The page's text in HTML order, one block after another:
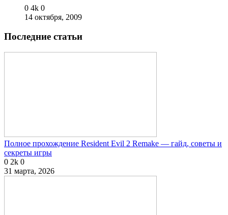
0 4k 0
14 октября, 2009
Последние статьи
Полное прохождение Resident Evil 2 Remake — гайд, советы и
секреты игры
0 2k 0
31 марта, 2026